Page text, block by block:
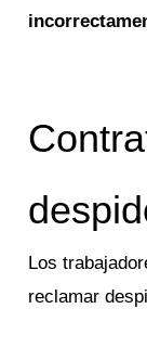
Los
reclamar